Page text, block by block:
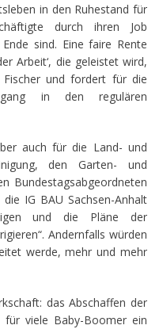
in den Ruhestand für
durch ihren Job
sind. Eine faire Rente
Arbeit‘, die geleistet wird,
Fischer und fordert für die
in den regulären
auch für die Land- und
den Garten- und
Bundestagsabgeordneten
IG BAU Sachsen-Anhalt
und die Pläne der
Andernfalls würden
werde, mehr und mehr
das Abschaffen der
viele Baby-Boomer ein